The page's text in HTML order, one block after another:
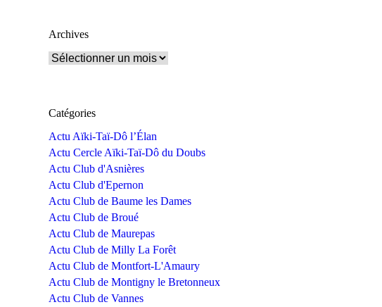
Archives
Archives
Catégories
Actu Aïki-Taï-Dô l’Élan
Actu Cercle Aïki-Taï-Dô du Doubs
Actu Club d'Asnières
Actu Club d'Epernon
Actu Club de Baume les Dames
Actu Club de Broué
Actu Club de Maurepas
Actu Club de Milly La Forêt
Actu Club de Montfort-L'Amaury
Actu Club de Montigny le Bretonneux
Actu Club de Vannes